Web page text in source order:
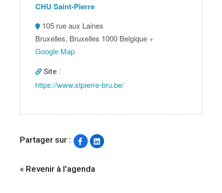
CHU Saint-Pierre
105 rue aux Laines
Bruxelles, Bruxelles 1000 Belgique +
Google Map
Site :
https://www.stpierre-bru.be/
Partager sur :
« Revenir à l'agenda